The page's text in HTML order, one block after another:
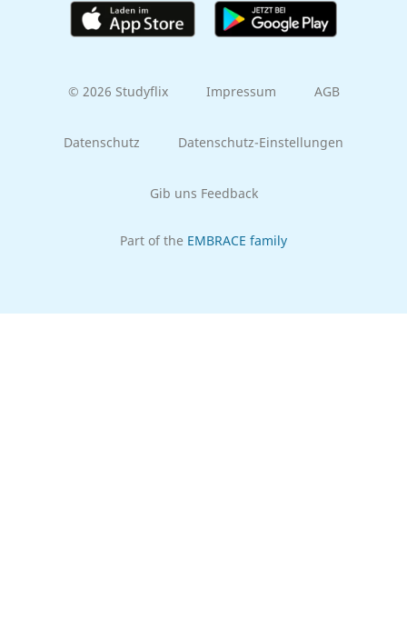
© 2026 Studyflix Impressum AGB
Datenschutz Datenschutz-Einstellungen
Gib uns Feedback
Part of the EMBRACE family